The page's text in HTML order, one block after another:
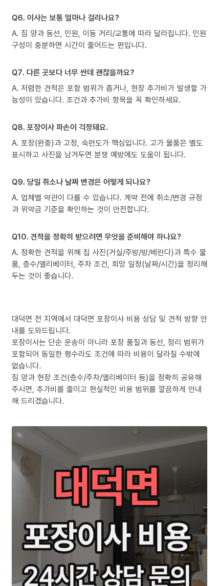
Q6. 이사는 보통 얼마나 걸리나요?
A. 짐 양과 동선, 인원, 이동 거리/교통에 따라 달라집니다. 인원
구성이 충분하면 시간이 줄어드는 편입니다.
Q7. 다른 곳보다 너무 싼데 괜찮을까요?
A. 저렴한 견적은 포함 범위가 좁거나, 현장 추가비가 발생할 가
능성이 있습니다. 조건과 추가비 항목을 꼭 확인하세요.
Q8. 포장이사 파손이 걱정돼요.
A. 포장(완충)과 고정, 숙련도가 핵심입니다. 고가 물품은 별도
표시하고 사진을 남겨두면 분쟁 예방에도 도움이 됩니다.
Q9. 당일 취소나 날짜 변경은 어떻게 되나요?
A. 업체별 약관이 다를 수 있습니다. 계약 전에 취소/변경 규정
과 위약금 기준을 확인하는 것이 안전합니다.
Q10. 견적을 정확히 받으려면 무엇을 준비해야 하나요?
A. 정확한 견적을 위해 집 사진(거실/주방/방/베란다)과 특수 물
품, 층수/엘리베이터, 주차 조건, 희망 일정(날짜/시간)을 정리해
두는 것이 좋습니다.
대덕면 전 지역에서 대덕면 포장이사 비용 상담 및 견적 방향 안
내를 도와드립니다.
포장이사는 단순 운송이 아니라 포장 품질과 동선, 정리 범위가
포함되어 동일한 평수라도 조건에 따라 비용이 달라질 수밖에
없습니다.
짐 양과 현장 조건(층수/주차/엘리베이터 등)을 정확히 공유해
주시면, 추가비를 줄이고 현실적인 비용 범위를 깔끔하게 안내
해 드리겠습니다.